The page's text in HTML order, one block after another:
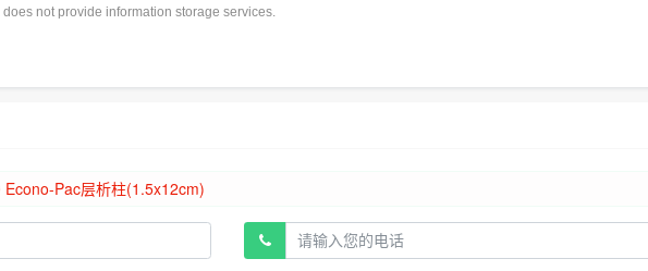
not provide information storage services.